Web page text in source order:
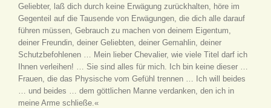
Geliebter, laß dich durch keine Erwägung zurückhalten, höre im
Gegenteil auf die Tausende von Erwägungen, die dich alle darauf
führen müssen, Gebrauch zu machen von deinem Eigentum,
deiner Freundin, deiner Geliebten, deiner Gemahlin, deiner
Schutzbefohlenen … Mein lieber Chevalier, wie viele Titel darf ich
Ihnen verleihen! … Sie sind alles für mich. Ich bin keine dieser …
Frauen, die das Physische vom Gefühl trennen … Ich will beides
… und beides … dem göttlichen Manne verdanken, den ich in
meine Arme schließe.«